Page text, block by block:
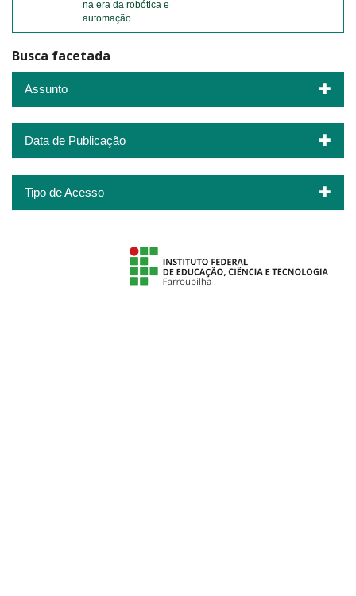
na era da robótica e
automação
Busca facetada
Assunto
Data de Publicação
Tipo de Acesso